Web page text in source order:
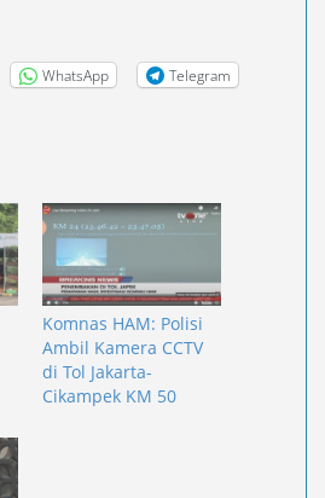
WhatsApp Telegram
Komnas HAM: Polisi
Ambil Kamera CCTV
di Tol Jakarta-
Cikampek KM 50